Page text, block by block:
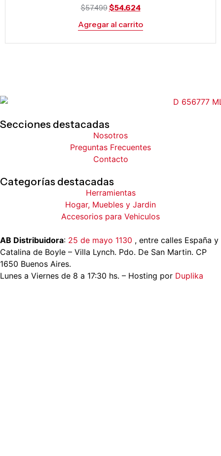
$57.499$54.624
Agregar al carrito
Secciones destacadas
Nosotros
Preguntas Frecuentes
Contacto
Categorías destacadas
Herramientas
Hogar, Muebles y Jardin
Accesorios para Vehiculos
AB Distribuidora: 25 de mayo 1130 , entre calles España y
Catalina de Boyle – Villa Lynch. Pdo. De San Martin. CP
1650 Buenos Aires.
Lunes a Viernes de 8 a 17:30 hs. – Hosting por Duplika